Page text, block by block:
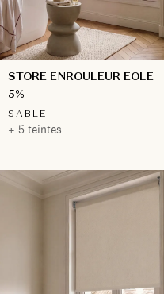
STORE ENROULEUR EOLE
5%
SABLE
+ 5 teintes